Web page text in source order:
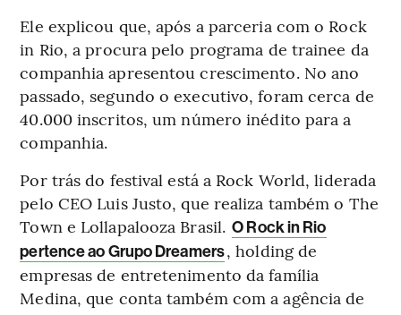
Ele explicou que, após a parceria com o Rock
in Rio, a procura pelo programa de trainee da
companhia apresentou crescimento. No ano
passado, segundo o executivo, foram cerca de
40.000 inscritos, um número inédito para a
companhia.
Por trás do festival está a Rock World, liderada
pelo CEO Luis Justo, que realiza também o The
Town e Lollapalooza Brasil. O Rock in Rio
pertence ao Grupo Dreamers, holding de
empresas de entretenimento da família
Medina, que conta também com a agência de